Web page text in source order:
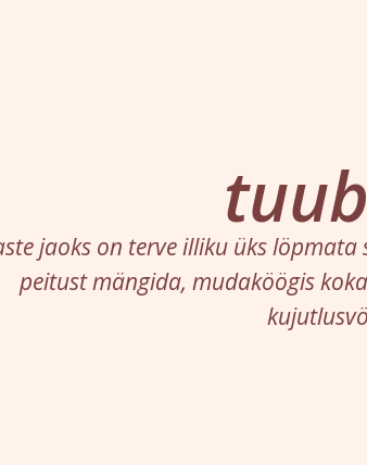
jaoks on terve illiku üks
peitust mängida, mudaköögis